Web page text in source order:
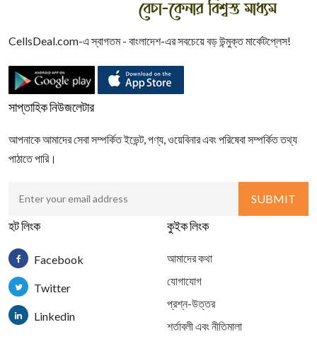
CellsDeal.com-এ স্বাগতম - বাংলাদেশ-এর সবচেয়ে বড় উন্মুক্ত মার্কেটপ্লেস!
সাপ্তাহিক নিউজলেটার
আপনাকে আমাদের সেবা সম্পর্কিত ইভেন্ট, পণ্য, ওয়েবিনার এবং পরিষেবা সম্পর্কিত তথ্য
পাঠাতে পারি।
হট লিংক
Facebook
Twitter
Linkedin
কুইক লিংক
আমাদের কথা
যোগাযোগ
প্রশ্ন-উত্তর
শর্তাবলী এবং নীতিমালা